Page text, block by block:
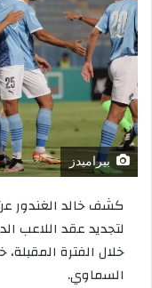
بيراميدز
كشف خالد الغندور
لتجديد عقد اللاعب
خلال الفترة
السماوي.